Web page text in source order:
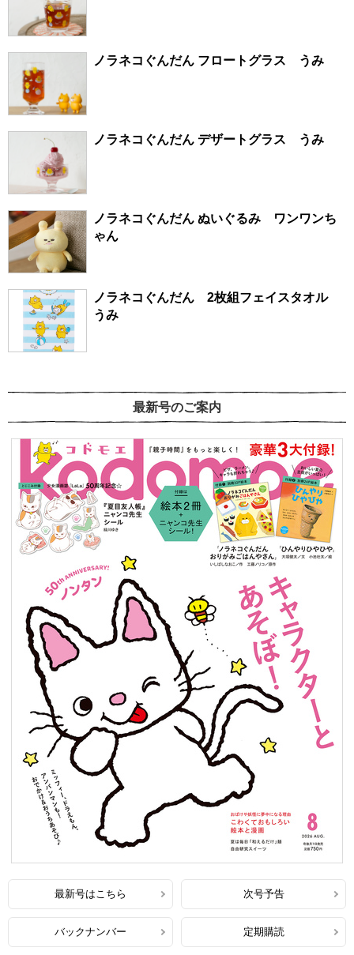
ノラネコぐんだん フロートグラス うみ
ノラネコぐんだん デザートグラス うみ
ノラネコぐんだん ぬいぐるみ ワンワンち
ゃん
ノラネコぐんだん 2枚組フェイスタオル
うみ
最新号のご案内
最新号はこちら 次号予告
バックナンバー 定期購読